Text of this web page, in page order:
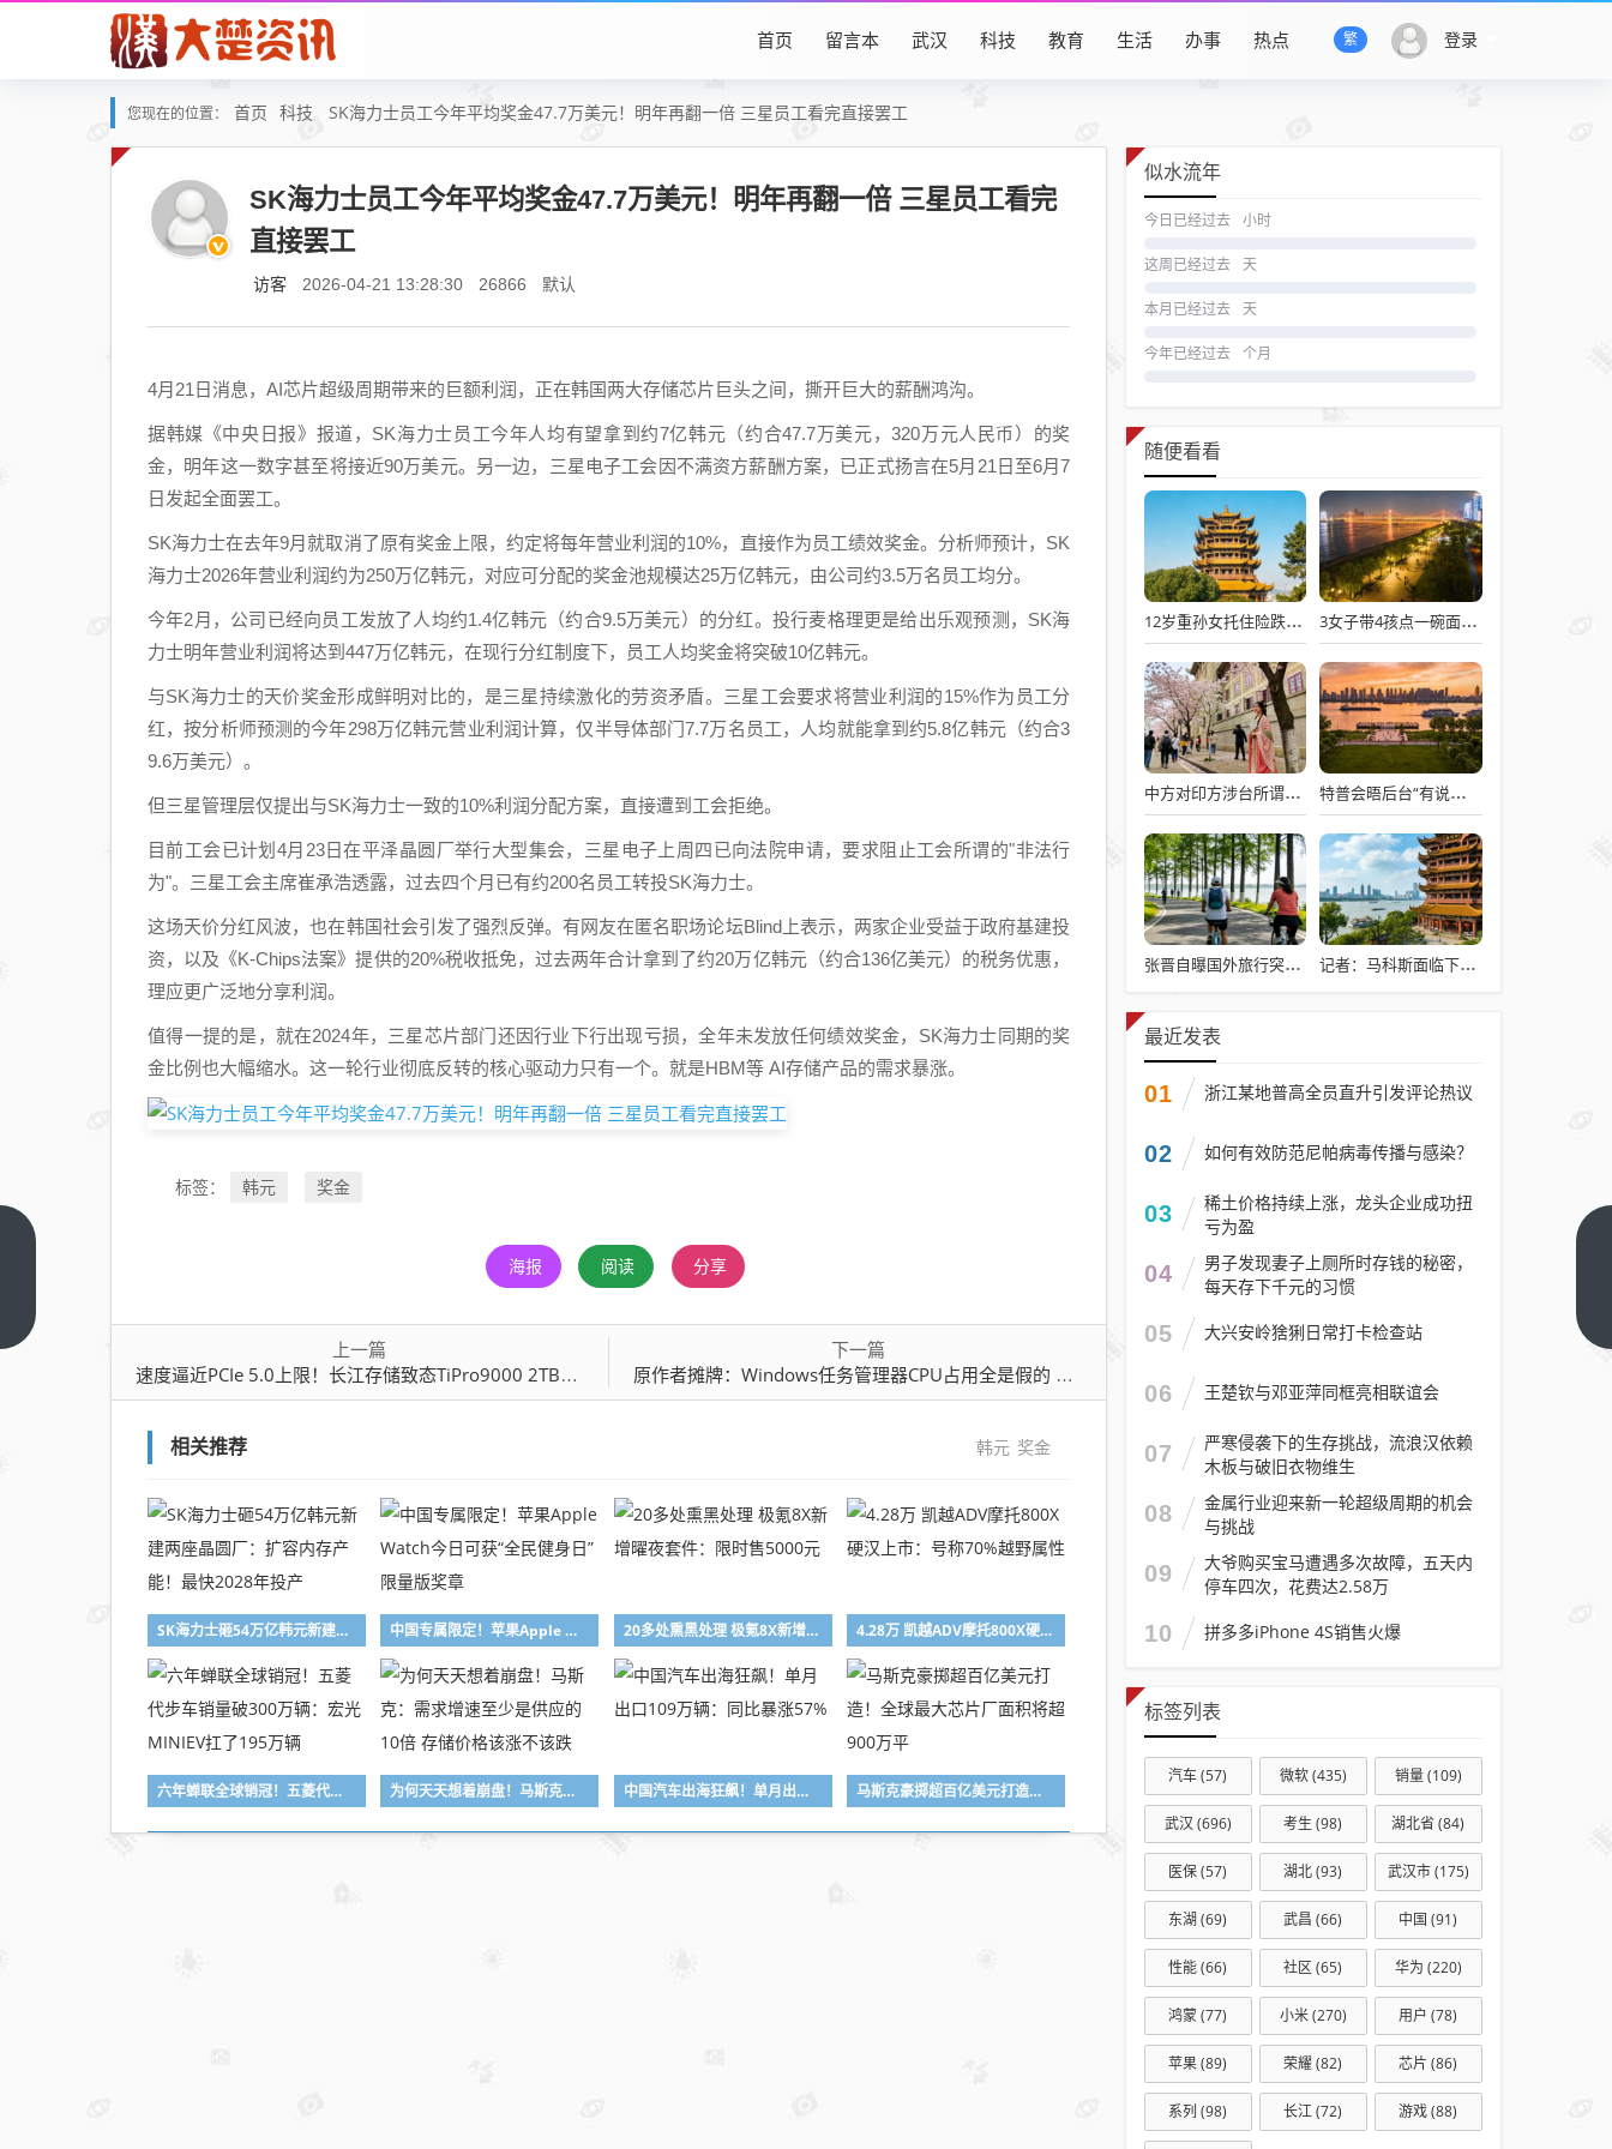
登录
繁
首页 留言本 武汉 科技 教育 生活 办事 热点
您现在的位置： 首页 科技 SK海力士员工今年平均奖金47.7万美元！明年再翻一倍 三星员工看完直接罢工
SK海力士员工今年平均奖金47.7万美元！明年再翻一倍 三星员工看完
直接罢工
访客 2026-04-21 13:28:30 26866 默认
4月21日消息，AI芯片超级周期带来的巨额利润，正在韩国两大存储芯片巨头之间，撕开巨大的薪酬鸿沟。
据韩媒《中央日报》报道，SK海力士员工今年人均有望拿到约7亿韩元（约合47.7万美元，320万元人民币）的奖
金，明年这一数字甚至将接近90万美元。另一边，三星电子工会因不满资方薪酬方案，已正式扬言在5月21日至6月7
日发起全面罢工。
SK海力士在去年9月就取消了原有奖金上限，约定将每年营业利润的10%，直接作为员工绩效奖金。分析师预计，SK
海力士2026年营业利润约为250万亿韩元，对应可分配的奖金池规模达25万亿韩元，由公司约3.5万名员工均分。
今年2月，公司已经向员工发放了人均约1.4亿韩元（约合9.5万美元）的分红。投行麦格理更是给出乐观预测，SK海
力士明年营业利润将达到447万亿韩元，在现行分红制度下，员工人均奖金将突破10亿韩元。
与SK海力士的天价奖金形成鲜明对比的，是三星持续激化的劳资矛盾。三星工会要求将营业利润的15%作为员工分
红，按分析师预测的今年298万亿韩元营业利润计算，仅半导体部门7.7万名员工，人均就能拿到约5.8亿韩元（约合3
9.6万美元）。
但三星管理层仅提出与SK海力士一致的10%利润分配方案，直接遭到工会拒绝。
目前工会已计划4月23日在平泽晶圆厂举行大型集会，三星电子上周四已向法院申请，要求阻止工会所谓的"非法行
为"。三星工会主席崔承浩透露，过去四个月已有约200名员工转投SK海力士。
这场天价分红风波，也在韩国社会引发了强烈反弹。有网友在匿名职场论坛Blind上表示，两家企业受益于政府基建投
资，以及《K-Chips法案》提供的20%税收抵免，过去两年合计拿到了约20万亿韩元（约合136亿美元）的税务优惠，
理应更广泛地分享利润。
值得一提的是，就在2024年，三星芯片部门还因行业下行出现亏损，全年未发放任何绩效奖金，SK海力士同期的奖
金比例也大幅缩水。这一轮行业彻底反转的核心驱动力只有一个。就是HBM等 AI存储产品的需求暴涨。
标签： 韩元 奖金
海报 阅读 分享
上一篇
速度逼近PCIe 5.0上限！长江存储致态TiPro9000 2TB图赏
下一篇
原作者摊牌：Windows任务管理器CPU占用全是假的 压根没做实时统计
TiPro9000
2TB图赏
相关推荐 韩元 奖金
SK海力士砸54万亿韩元新建两座晶圆厂：扩容内存产能！最快2028年投产 中国专属限定！苹果Apple Watch今日可获“全民健身日”限量版奖章 20多处熏黑处理 极氪8X新增曜夜套件：限时售5000元 4.28万 凯越ADV摩托800X硬汉上市：号称70%越野属性
六年蝉联全球销冠！五菱代步车销量破300万辆：宏光MINIEV扛了195万辆 为何天天想着崩盘！马斯克：需求增速至少是供应的10倍 存储价格该涨不该跌 中国汽车出海狂飙！单月出口109万辆：同比暴涨57% 马斯克豪掷超百亿美元打造！全球最大芯片厂面积将超900万平
似水流年
今日已经过去 小时
这周已经过去 天
本月已经过去 天
今年已经过去 个月
随便看看
12岁重孙女托住险跌倒的92岁太爷爷 3女子带4孩点一碗面多次免费续面
中方对印方涉台所谓“澄清”感到意外 特普会晤后台“有说有笑”愉快交流
张晋自曝国外旅行突发心脏病险丧命 记者：马科斯面临下台危机
最近发表
01 浙江某地普高全员直升引发评论热议
02 如何有效防范尼帕病毒传播与感染？
03
稀土价格持续上涨，龙头企业成功扭
亏为盈
04
男子发现妻子上厕所时存钱的秘密，
每天存下千元的习惯
05 大兴安岭猞猁日常打卡检查站
06 王楚钦与邓亚萍同框亮相联谊会
07
严寒侵袭下的生存挑战，流浪汉依赖
木板与破旧衣物维生
08
金属行业迎来新一轮超级周期的机会
与挑战
09
大爷购买宝马遭遇多次故障，五天内
停车四次，花费达2.58万
10 拼多多iPhone 4S销售火爆
标签列表
汽车(57) 微软(435) 销量(109)
武汉 (696) 考生 (98) 湖北省 (84)
医保(57) 湖北(93) 武汉市(175)
东湖 (69) 武昌 (66) 中国 (91)
性能(66) 社区 (65) 华为 (220)
鸿蒙(77) 小米(270) 用户 (78)
苹果(89) 荣耀(82) 芯片 (86)
系列 (98) 长江(72) 游戏(88)